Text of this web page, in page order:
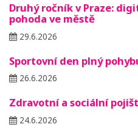
Druhý ročník v Praze:
pohoda ve městě
29.6.2026
Sportovní den plný
26.6.2026
Zdravotní a sociální
24.6.2026